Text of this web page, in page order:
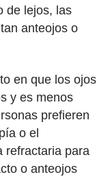
de lejos, las
anteojos o
en que los ojos
y es menos
prefieren
o el
refractaria para
o anteojos